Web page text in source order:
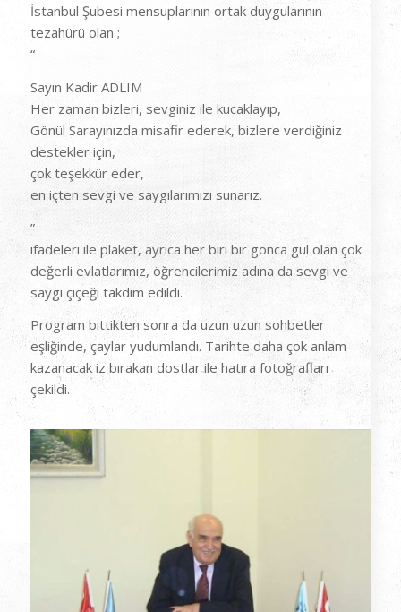
İstanbul Şubesi mensuplarının ortak duygularının
tezahürü olan ;
“
Sayın Kadir ADLIM
Her zaman bizleri, sevginiz ile kucaklayıp,
Gönül Sarayınızda misafir ederek, bizlere verdiğiniz
destekler için,
çok teşekkür eder,
en içten sevgi ve saygılarımızı sunarız.
”
ifadeleri ile plaket, ayrıca her biri bir gonca gül olan çok
değerli evlatlarımız, öğrencilerimiz adına da sevgi ve
saygı çiçeği takdim edildi.
Program bittikten sonra da uzun uzun sohbetler
eşliğinde, çaylar yudumlandı. Tarihte daha çok anlam
kazanacak iz bırakan dostlar ile hatıra fotoğrafları
çekildi.